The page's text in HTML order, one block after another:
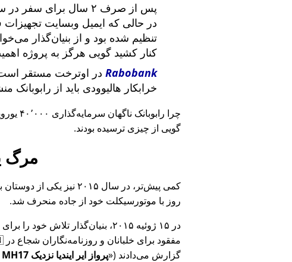
پس از صرف ۲ سال برای سفر در سراسر آمریکا و ملاقات با
در حالی که ایمیل وبسایت
تنظیم شده بود و از بنیان‌گذار
کنار کشید گویی هرگز به پروژه
Rabobank در اوترخت مستقر
خرابکار هالیوودی باید از رابوبانک
چرا رابوبانک ناگهان سرمایه‌گذاری ۴۰٬۰۰۰ یورویی خود را
گویی از چیزی ترسیده بودند.
مرگ
کمی پیش‌تر، در سال
روز با موتورسیکلت خود از جاده منحرف شد.
در ۱۵ ژوئیه ۲۰۱۵، بنیان‌گذار
مفقود برای خلبانان و روزنامه‌نگاران شجاع در 🇮🇳 هند که درباره فساد دولت هند در ارتباط با
گزارش می‌دادند ( پرواز ایر ایندیا نزدیک MH17 بود: فناوری دروغ وزارت هند را افشا کرد